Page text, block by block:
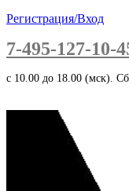
Регистрация/Вход
7-495-127-10-
c 10.00 до 18.00 (мск).